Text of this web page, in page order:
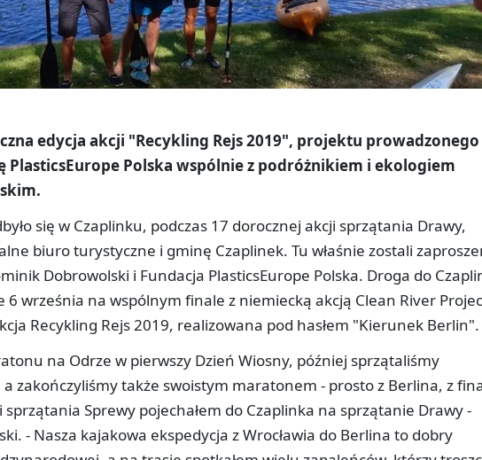
edycja akcji "Recykling Rejs 2019", projektu
PlasticsEurope Polska wspólnie z podróżnikiem i ekologiem
się w Czaplinku, podczas 17 dorocznej akcji sprzątania Drawy,
biuro turystyczne i gminę Czaplinek. Tu właśnie zostali
Dobrowolski i Fundacja PlasticsEurope Polska. Droga do
6 września na wspólnym finale z niemiecką akcją Clean River
Recykling Rejs 2019, realizowana pod hasłem "Kierunek Berlin".
na Odrze w pierwszy Dzień Wiosny, później sprzątaliśmy
zakończyliśmy także swoistym maratonem - prosto z Berlina, z
sprzątania Sprewy pojechałem do Czaplinka na sprzątanie Drawy -
- Nasza kajakowa ekspedycja z Wrocławia do Berlina to dobry